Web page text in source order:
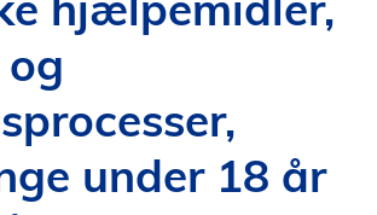
under 18 år